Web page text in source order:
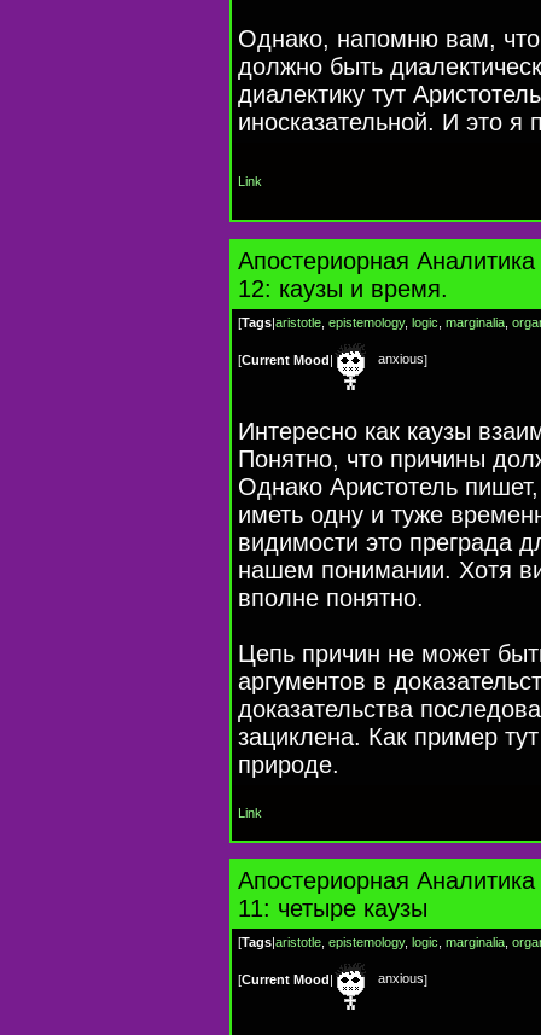
Однако, напомню вам,
должно быть
диалектику тут
иносказательной. И это я
Link
Апостериорная
12: каузы и время.
[Tags|aristotle epistemology, logic marginalia
[Current Mood| anxious]
Интересно как каузы
Понятно, что причины
Однако Аристотель
иметь одну и туже
видимости это преграда
нашем понимании. Хотя
вполне понятно.
Цепь причин не может
аргументов в
доказательства
зациклена. Как пример
природе.
Link
Апостериорная
11: четыре каузы
[Tags|aristotle epistemology, logic marginalia
[Current Mood| anxious]